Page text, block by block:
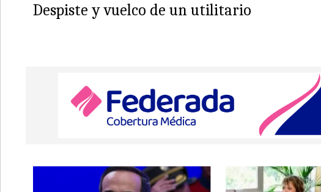
Despiste y vuelco de un utilitario